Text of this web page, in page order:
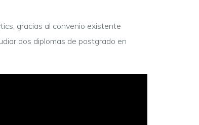
gracias al convenio existente
dos diplomas de postgrado en